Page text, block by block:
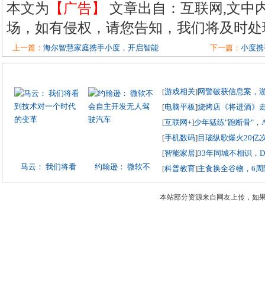
本文为 【广告】
文章出自：互联网,文中
场，如有侵权，请您告知，我们将及时
上一篇： 海尔智慧家庭携手小度，开启智能 下一篇： 小度
马云： 我们将看 约翰逊： 微软不
[游戏相关]网警破获信息案，
[电脑平板]烧烤店《将进酒》
[互联网+]少年猛练"跑断骨"，
[手机数码]目瑙纵歌爆火20亿
[智能家居]33年同城不相识，
[科普教育]主食换全谷物，6
本站部分资源来自网友上传，如